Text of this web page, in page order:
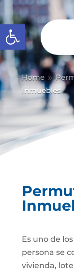
Abrir barra de
Home 9
Inmuebles
Es uno de
persona se
vivienda,